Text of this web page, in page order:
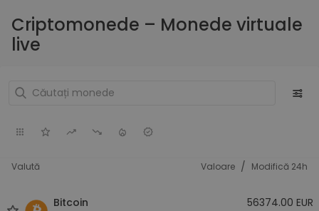
Criptomonede – Monede virtuale
live
Valută Valoare / Modifică 24h
Bitcoin
56374.00 EUR